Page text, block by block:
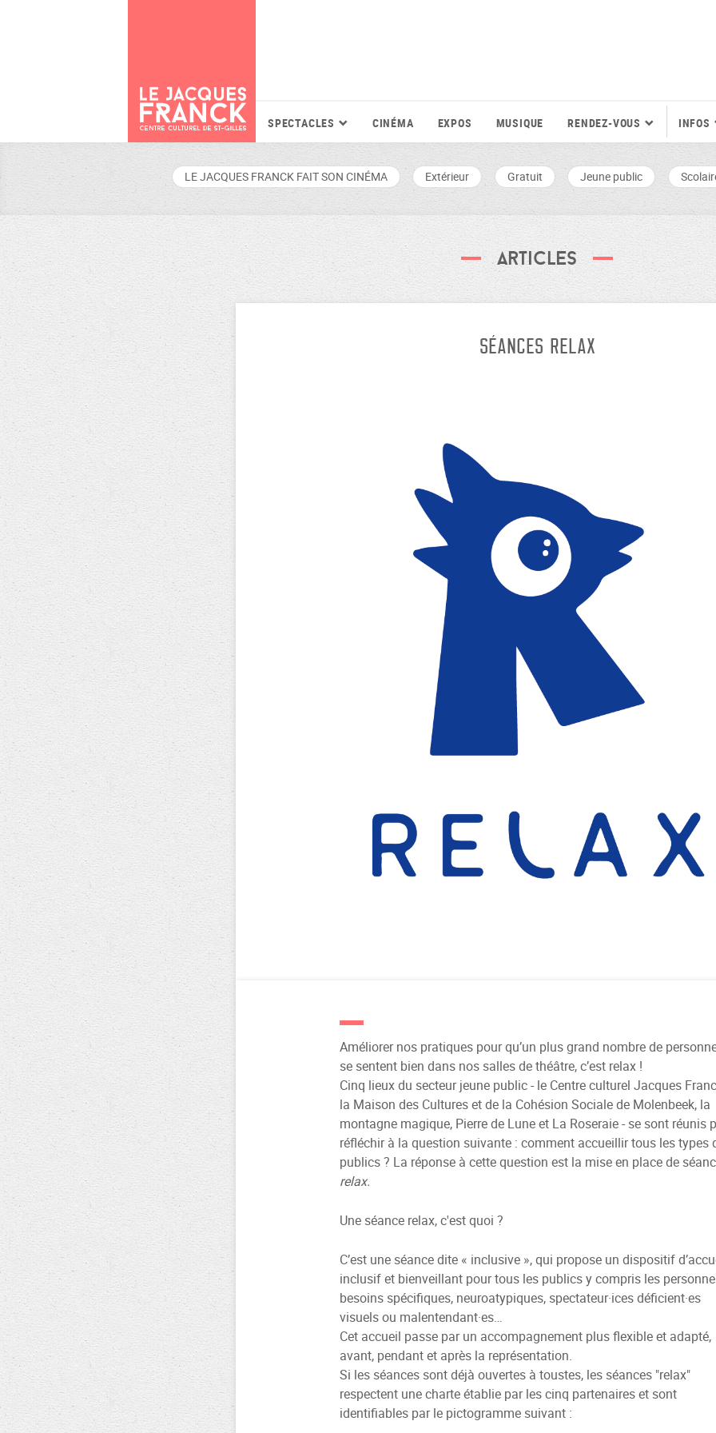
SPECTACLES CINÉMA EXPOS MUSIQUE RENDEZ-VOUS INFOS
LE JACQUES FRANCK FAIT SON CINÉMA Extérieur Gratuit Jeune public
Articles
SÉANCES RELAX
Améliorer nos pratiques pour qu’un plus grand nombre de
se sentent bien dans nos salles de théâtre, c’est relax !
Cinq lieux du secteur jeune public - le Centre culturel Jacques
la Maison des Cultures et de la Cohésion Sociale de Molenbeek, la
montagne magique, Pierre de Lune et La Roseraie - se sont réunis
réfléchir à la question suivante : comment accueillir tous les types
publics ? La réponse à cette question est la mise en place de
relax.
Une séance relax, c'est quoi ?
C’est une séance dite « inclusive », qui propose un dispositif
inclusif et bienveillant pour tous les publics y compris les
besoins spécifiques, neuroatypiques, spectateur·ices déficient·es
visuels ou malentendant·es…
Cet accueil passe par un accompagnement plus flexible et adapté,
avant, pendant et après la représentation.
Si les séances sont déjà ouvertes à toustes, les séances "relax"
respectent une charte établie par les cinq partenaires et sont
identifiables par le pictogramme suivant :